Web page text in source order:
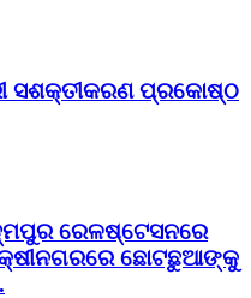
ସଶକ୍ତୀକରଣ ପ୍ରକୋଷ୍ଠ
ରେଳଷ୍ଟେସନରେ
ଛୋଟଛୁଆଙ୍କୁ